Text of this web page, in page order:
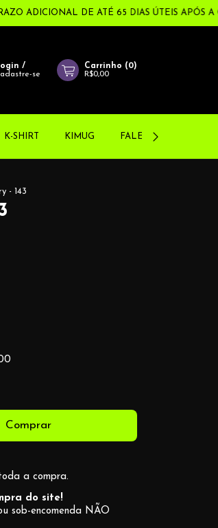
ADICIONAL DE ATÉ 65 DIAS ÚTEIS APÓS A
/
se
Carrinho (0)
R$0,00
K-SHIRT KIMUG FALE CONOSCO!
- 143
a compra.
do site!
sob-encomenda NÃO